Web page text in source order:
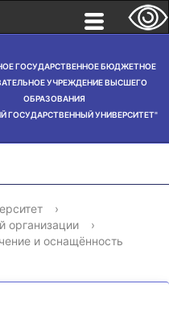
ГОСУДАРСТВЕННОЕ БЮДЖЕТНОЕ
УЧРЕЖДЕНИЕ ВЫСШЕГО
ОБРАЗОВАНИЯ
ГОСУДАРСТВЕННЫЙ УНИВЕРСИТЕТ"
›
организации
›
и оснащённость